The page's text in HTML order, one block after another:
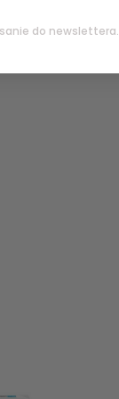
do newslettera.